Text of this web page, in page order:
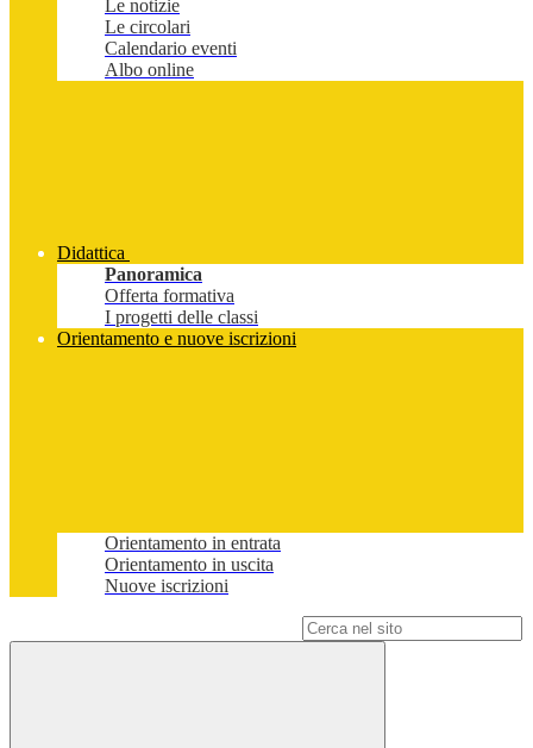
Le notizie
Le circolari
Calendario eventi
Albo online
Didattica
Panoramica
Offerta formativa
I progetti delle classi
Orientamento e nuove iscrizioni
Orientamento in entrata
Orientamento in uscita
Nuove iscrizioni